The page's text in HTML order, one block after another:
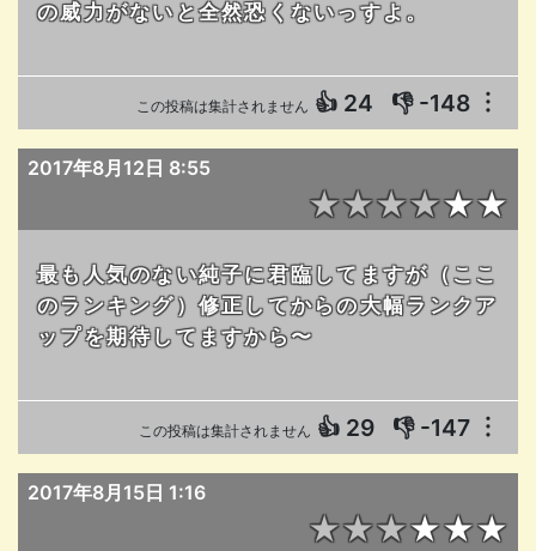
の威力がないと全然恐くないっすよ。
この投稿は集計されません 👍 24 👎 -148 ︙
2017年8月12日 8:55
★★★★★★
最も人気のない純子に君臨してますが（ここ
のランキング）修正してからの大幅ランクア
ップを期待してますから〜
この投稿は集計されません 👍 29 👎 -147 ︙
2017年8月15日 1:16
★★★★★★